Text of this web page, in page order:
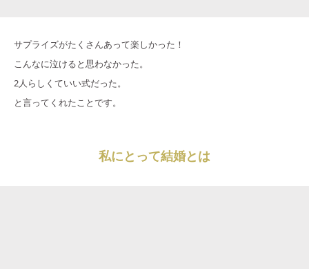
サプライズがたくさんあって楽しかった！
こんなに泣けると思わなかった。
2人らしくていい式だった。
と言ってくれたことです。
私にとって結婚とは